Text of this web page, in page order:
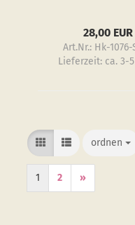
28,00 EUR
Art.Nr.: Hk-
Lieferzeit: ca. 3-
ordnen
ordnen
1 2 »